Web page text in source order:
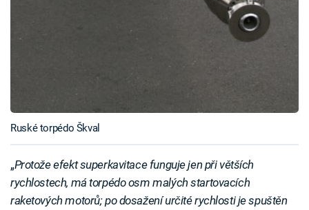
Ruské torpédo Škval
„Protože efekt superkavitace funguje jen při větších
rychlostech, má torpédo osm malých startovacích
raketových motorů; po dosažení určité rychlosti je spuštěn